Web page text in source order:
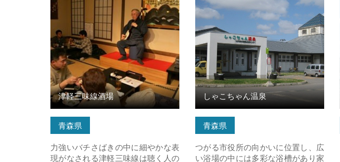
青森県
力強いバチさばきの中に細やかな表
現がなされる津軽三味線は聴く人の
津軽三味線酒場
青森県
つがる市役所の向かいに位置し、広
い浴場の中には多彩な浴槽があり家
しゃこちゃん温泉